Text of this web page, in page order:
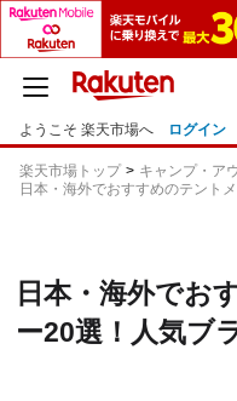
ようこそ 楽天市場へ ログイン
楽天市場トップ
キャンプ・ア
日本・海外でおすすめのテント
日本・海外でお
ー20選！人気ブ